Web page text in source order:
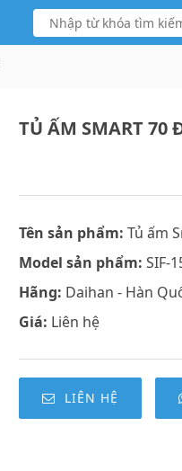
TỦ ẤM SMART 70
Tên sản phẩm: Tủ ấm
Model sản phẩm: SIF-
Hãng: Daihan - Hàn
Giá: Liên hệ
LIÊN HỆ